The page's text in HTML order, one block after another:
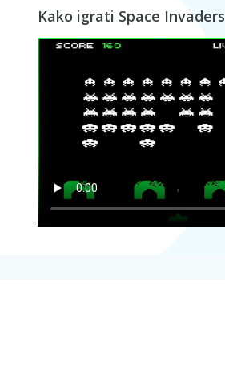
Kako igrati Space Invaders